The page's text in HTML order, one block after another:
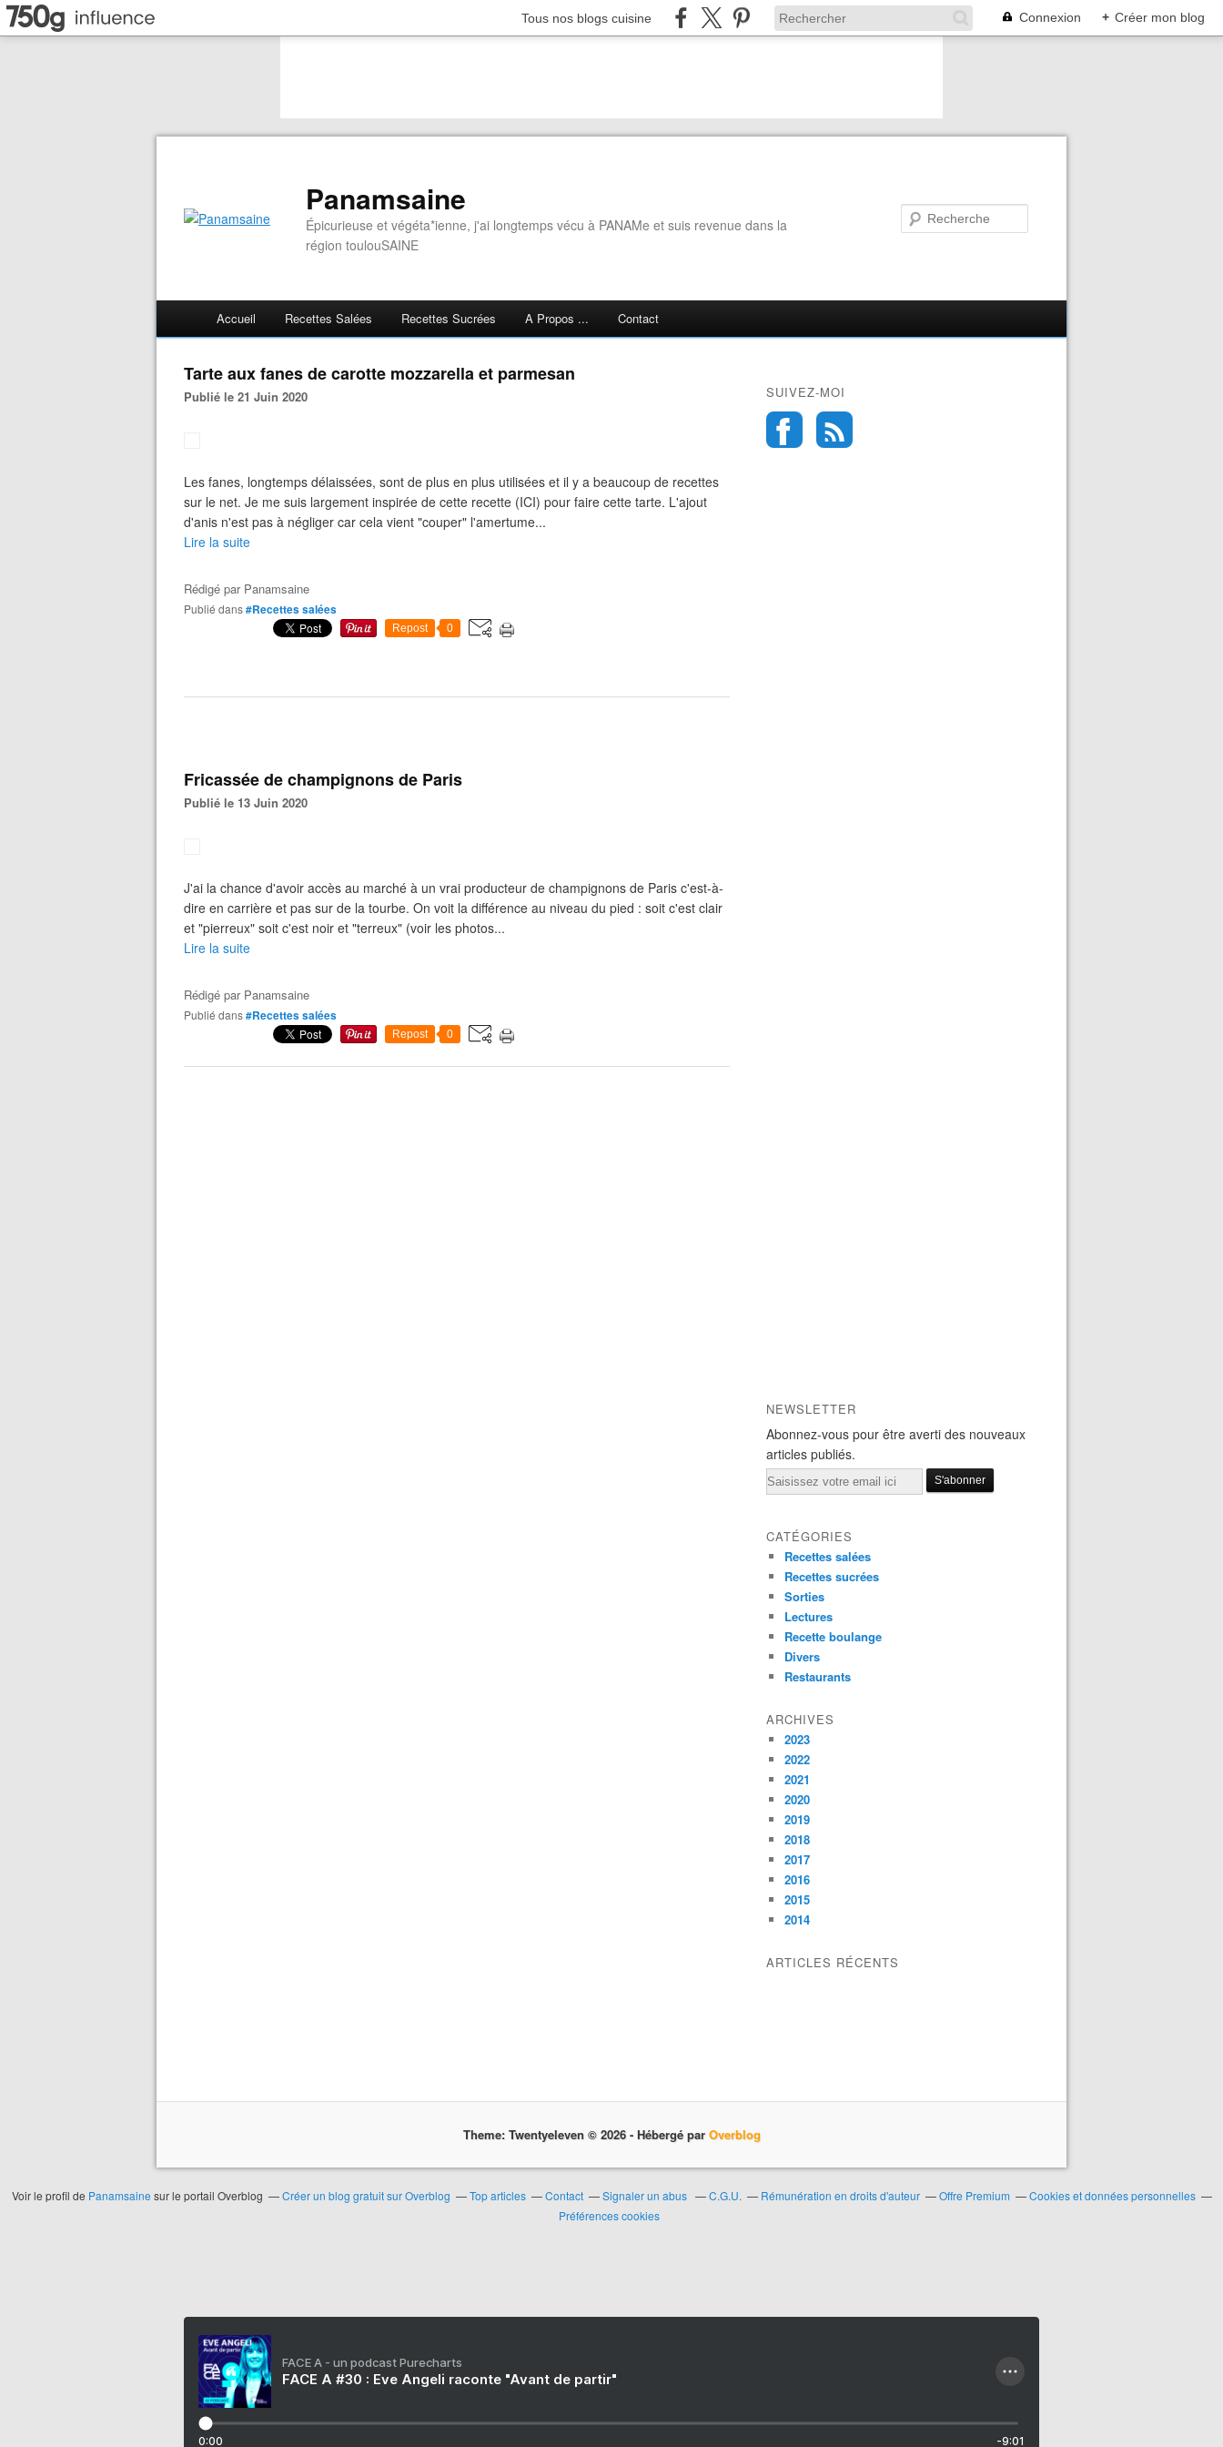
Tous nos blogs cuisine Connexion + Créer mon blog
Panamsaine
Épicurieuse et végéta*ienne, j'ai longtemps vécu à PANAMe et suis revenue dans la
région toulouSAINE
Accueil Recettes Salées Recettes Sucrées A Propos ... Contact
Tarte aux fanes de carotte mozzarella et parmesan
Publié le 21 Juin 2020
Les fanes, longtemps délaissées, sont de plus en plus utilisées et il y a beaucoup de recettes
sur le net. Je me suis largement inspirée de cette recette (ICI) pour faire cette tarte. L'ajout
d'anis n'est pas à négliger car cela vient "couper" l'amertume...
Lire la suite
Rédigé par Panamsaine
Publié dans#Recettes salées
Repost 0
Fricassée de champignons de Paris
Publié le 13 Juin 2020
J'ai la chance d'avoir accès au marché à un vrai producteur de champignons de Paris c'est-à-
dire en carrière et pas sur de la tourbe. On voit la différence au niveau du pied : soit c'est clair
et "pierreux" soit c'est noir et "terreux" (voir les photos...
Lire la suite
Rédigé par Panamsaine
Publié dans#Recettes salées
Repost 0
SUIVEZ-MOI
NEWSLETTER
Abonnez-vous pour être averti des nouveaux
articles publiés.
Email
CATÉGORIES
Recettes salées
Recettes sucrées
Sorties
Lectures
Recette boulange
Divers
Restaurants
ARCHIVES
2023
2022
2021
2020
2019
2018
2017
2016
2015
2014
ARTICLES RÉCENTS
Theme: Twentyeleven © 2026 - Hébergé par Overblog
Voir le profil de Panamsaine sur le portail Overblog Créer un blog gratuit sur Overblog Top articles Contact Signaler un abus C.G.U. Rémunération en droits d'auteur Offre Premium
Cookies et données personnelles
Préférences cookies
FACE A - un podcast Purecharts
FACE A #30 : Eve Angeli raconte "Avant de partir"
0:00 -9:01